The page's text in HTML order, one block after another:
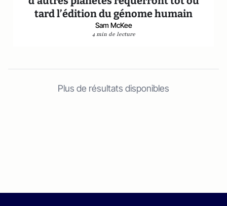
tard l’édition du génome humain
Sam McKee
4 min de lecture
Plus de résultats disponibles